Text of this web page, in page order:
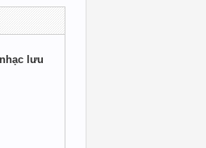
lưu